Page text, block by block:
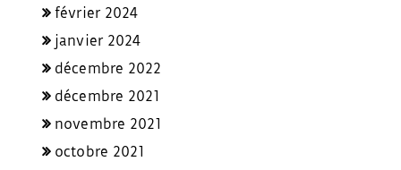
février 2024
janvier 2024
décembre 2022
décembre 2021
novembre 2021
octobre 2021